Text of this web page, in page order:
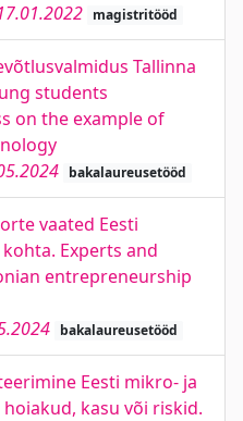
magistritööd
Tallinna
students
on the example of
bakalaureusetööd
vaated Eesti
Experts and
entrepreneurship
bakalaureusetööd
Eesti mikro- ja
kasu või riskid.